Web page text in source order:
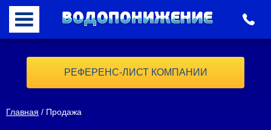
РЕФЕРЕНС-ЛИСТ КОМПАНИИ
Главная / Продажа